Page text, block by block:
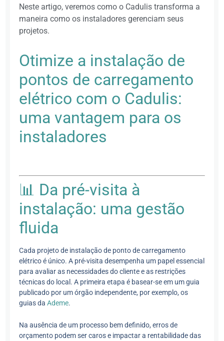
Neste artigo, veremos como o Cadulis transforma a
maneira como os instaladores gerenciam seus
projetos.
Otimize a instalação de
pontos de carregamento
elétrico com o Cadulis:
uma vantagem para os
instaladores
📊 Da pré-visita à
instalação: uma gestão
fluida
Cada projeto de instalação de ponto de carregamento
elétrico é único. A pré-visita desempenha um papel essencial
para avaliar as necessidades do cliente e as restrições
técnicas do local. A primeira etapa é basear-se em um guia
publicado por um órgão independente, por exemplo, os
guias daAdeme.
Na ausência de um processo bem definido, erros de
orçamento podem ser caros e impactar a rentabilidade das